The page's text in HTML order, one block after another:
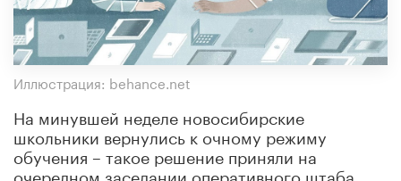
Иллюстрация: behance.net
На минувшей неделе новосибирские
школьники вернулись к очному режиму
обучения – такое решение приняли на
очередном заседании оперативного штаба.